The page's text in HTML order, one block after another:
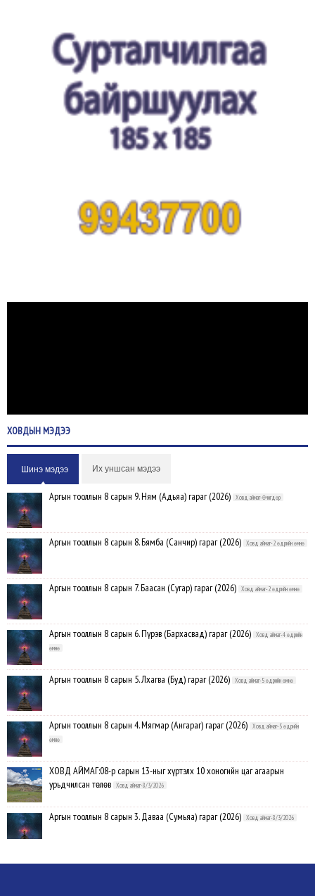
ХОВДЫНМЭДЭЭ
Шинэ мэдээ Их уншсан мэдээ
Аргын тооллын 8 сарын 9. Ням (Адьяа) гараг (2026) Ховд аймаг-Өчигдөр
Аргын тооллын 8 сарын 8. Бямба (Санчир) гараг (2026) Ховд аймаг-2 өдрийн өмнө
Аргын тооллын 8 сарын 7. Баасан (Сугар) гараг (2026) Ховд аймаг-2 өдрийн өмнө
Аргын тооллын 8 сарын 6. Пүрэв (Бархасвад) гараг (2026)
Ховд аймаг-4 өдрийн
өмнө
Аргын тооллын 8 сарын 5. Лхагва (Буд) гараг (2026) Ховд аймаг-5 өдрийн өмнө
Аргын тооллын 8 сарын 4. Мягмар (Ангараг) гараг (2026)
Ховд аймаг-5 өдрийн
өмнө
ХОВД АЙМАГ:08-р сарын 13-ныг хүртэлх 10 хоногийн цаг агаарын
урьдчилсан төлөв
Ховд аймаг-8/3/2026
Аргын тооллын 8 сарын 3. Даваа (Сумьяа) гараг (2026) Ховд аймаг-8/3/2026
Хүндэтгэлийн барилдаанд 64 бөх оролцлоо Ховд аймаг-8/3/2026